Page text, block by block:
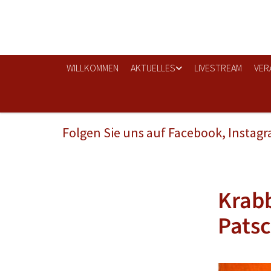
WILLKOMMEN AKTUELLES LIVESTREAM
Folgen Sie uns auf Facebook,